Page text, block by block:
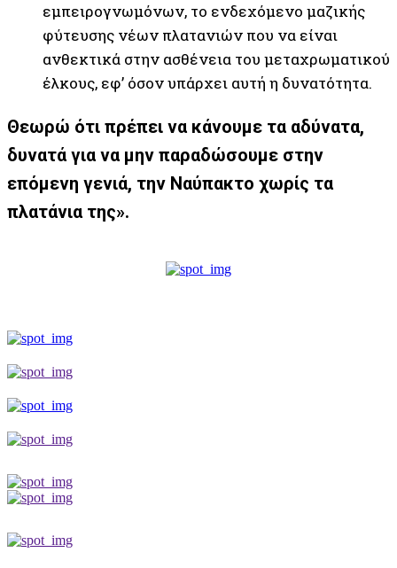
εμπειρογνωμόνων, το ενδεχόμενο μαζικής
φύτευσης νέων πλατανιών που να είναι
ανθεκτικά στην ασθένεια του μεταχρωματικού
έλκους, εφ’ όσον υπάρχει αυτή η δυνατότητα.
Θεωρώ ότι πρέπει να κάνουμε τα αδύνατα,
δυνατά για να μην παραδώσουμε στην
επόμενη γενιά, την Ναύπακτο χωρίς τα
πλατάνια της».